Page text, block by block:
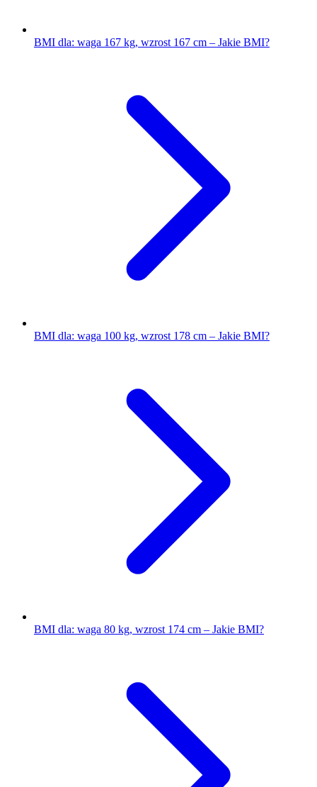
BMI dla: waga 167 kg, wzrost 167 cm – Jakie BMI?
BMI dla: waga 100 kg, wzrost 178 cm – Jakie BMI?
BMI dla: waga 80 kg, wzrost 174 cm – Jakie BMI?